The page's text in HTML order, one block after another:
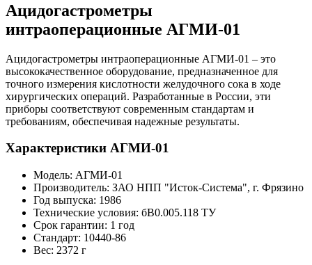
Ацидогастрометры
интраоперационные АГМИ-01
Ацидогастрометры интраоперационные АГМИ-01 – это
высококачественное оборудование, предназначенное для
точного измерения кислотности желудочного сока в ходе
хирургических операций. Разработанные в России, эти
приборы соответствуют современным стандартам и
требованиям, обеспечивая надежные результаты.
Характеристики АГМИ-01
Модель: АГМИ-01
Производитель: ЗАО НПП "Исток-Система", г. Фрязино
Год выпуска: 1986
Технические условия: бВ0.005.118 ТУ
Срок гарантии: 1 год
Стандарт: 10440-86
Вес: 2372 г